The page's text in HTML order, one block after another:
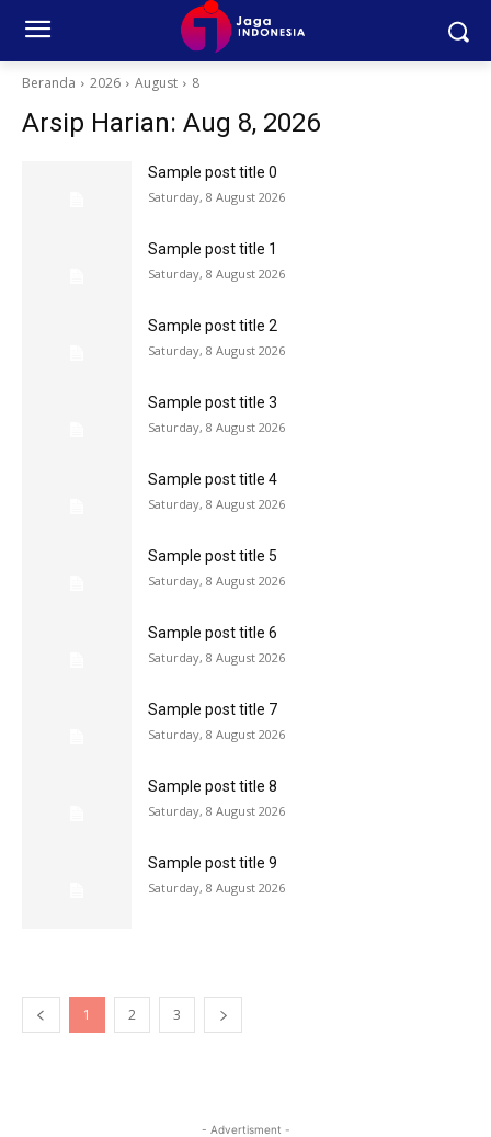
Beranda 2026 August 8
Arsip Harian: Aug 8, 2026
Sample post title 0
Saturday, 8 August 2026
Sample post title 1
Saturday, 8 August 2026
Sample post title 2
Saturday, 8 August 2026
Sample post title 3
Saturday, 8 August 2026
Sample post title 4
Saturday, 8 August 2026
Sample post title 5
Saturday, 8 August 2026
Sample post title 6
Saturday, 8 August 2026
Sample post title 7
Saturday, 8 August 2026
Sample post title 8
Saturday, 8 August 2026
Sample post title 9
Saturday, 8 August 2026
1 2 3
- Advertisment -